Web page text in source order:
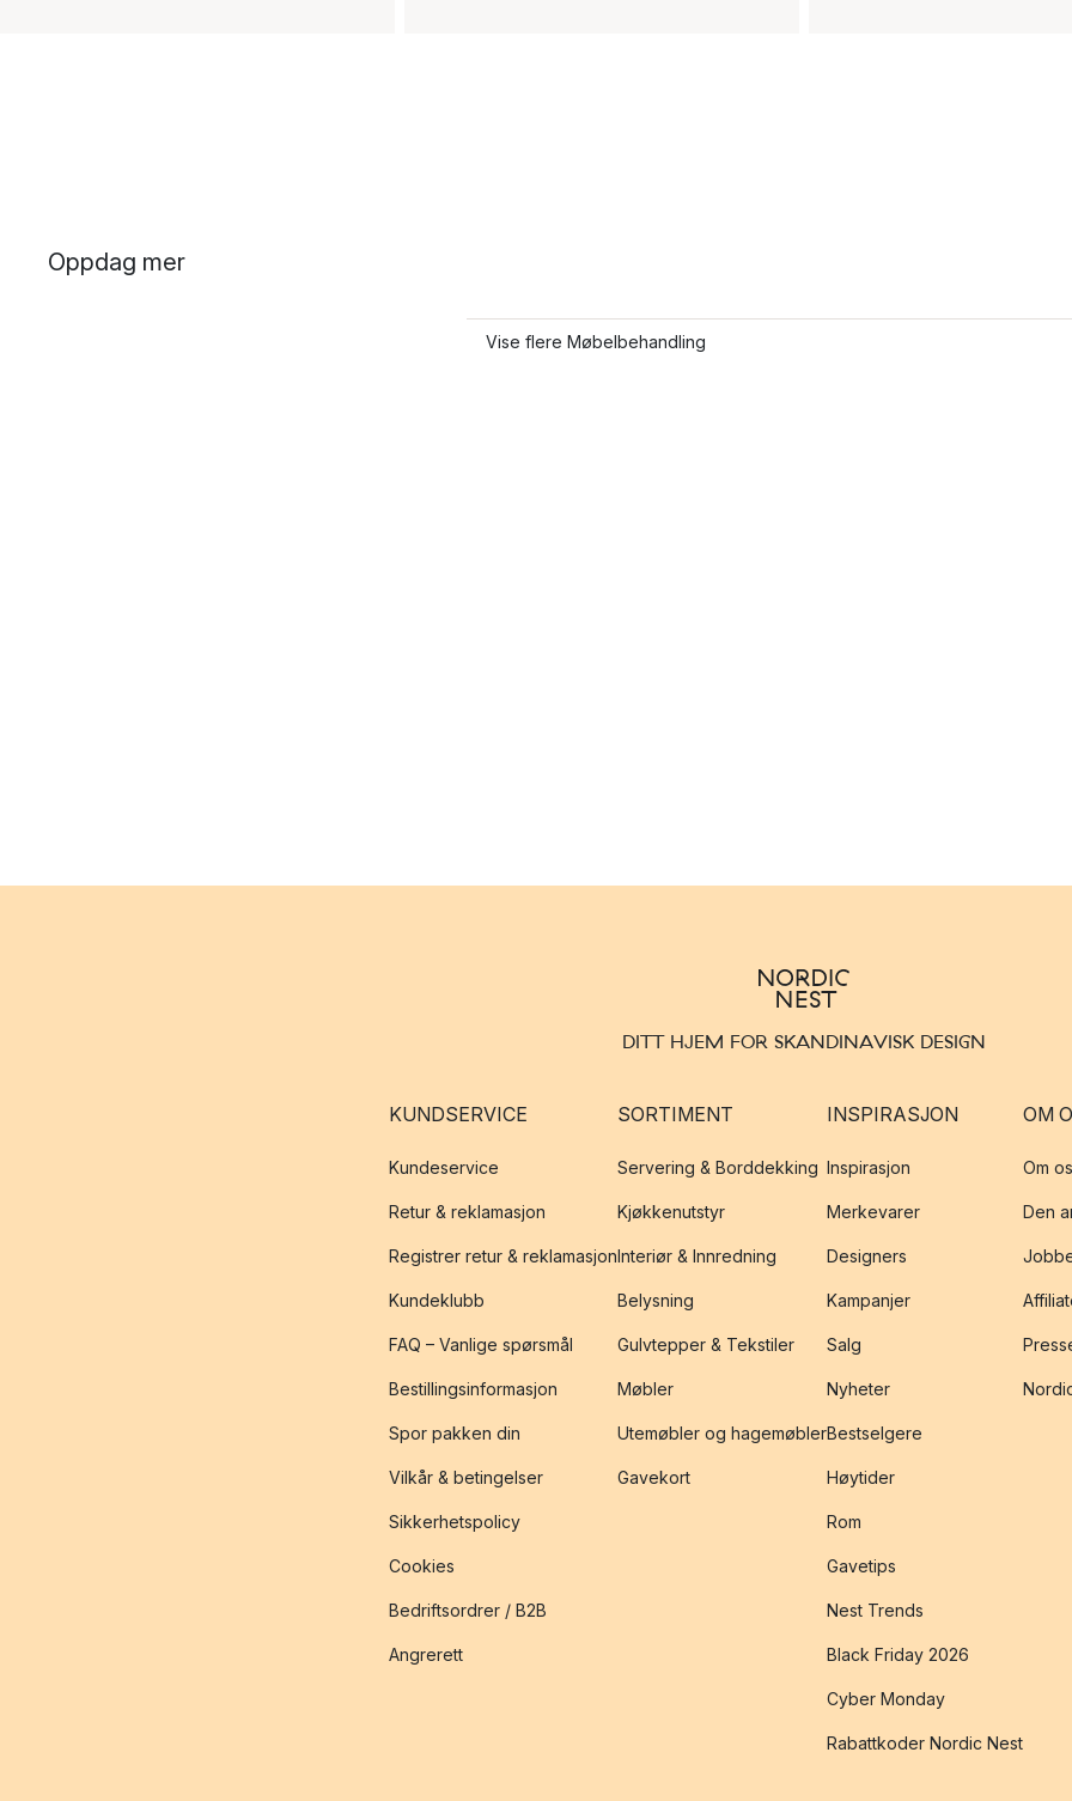
Oppdag mer
Vise flere Møbelbehandling
DITT HJEM FOR SKANDINAVISK DESIGN
KUNDSERVICE
Kundeservice
Retur & reklamasjon
Registrer retur & reklamasjon
Kundeklubb
FAQ – Vanlige spørsmål
Bestillingsinformasjon
Spor pakken din
Vilkår & betingelser
Sikkerhetspolicy
Cookies
Bedriftsordrer / B2B
Angrerett
SORTIMENT
Servering & Borddekking
Kjøkkenutstyr
Interiør & Innredning
Belysning
Gulvtepper & Tekstiler
Møbler
Utemøbler og hagemøbler
Gavekort
INSPIRASJON
Inspirasjon
Merkevarer
Designers
Kampanjer
Salg
Nyheter
Bestselgere
Høytider
Rom
Gavetips
Nest Trends
Black Friday 2026
Cyber Monday
Rabattkoder Nordic Nest
OM
Om
Den